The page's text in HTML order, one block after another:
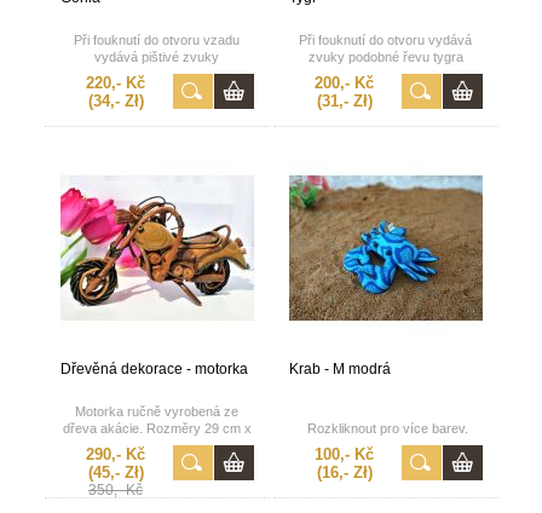
Při fouknutí do otvoru vzadu
vydává pištivé zvuky
220,- Kč
(34,- Zł)
Při fouknutí do otvoru vydává
zvuky podobné řevu tygra
200,- Kč
(31,- Zł)
Dřevěná dekorace - motorka
Motorka ručně vyrobená ze
dřeva akácie. Rozměry 29 cm x
16 cm.
290,- Kč
(45,- Zł)
350,- Kč
Krab - M modrá
Rozkliknout pro více barev.
100,- Kč
(16,- Zł)